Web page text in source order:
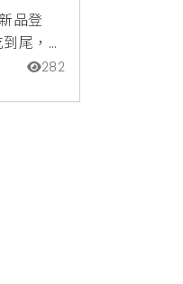
品登
尾，鹹
滿額再
282